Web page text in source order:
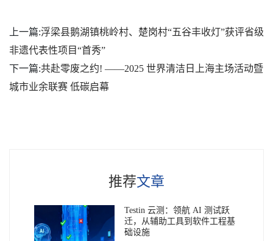
上一篇:浮梁县鹅湖镇桃岭村、楚岗村“五谷丰收灯”获评省级
非遗代表性项目“首秀”
下一篇:共赴零废之约! ——2025 世界清洁日上海主场活动暨
城市业余联赛 低碳启幕
推荐文章
Testin 云测：领航 AI 测试跃
迁，从辅助工具到软件工程基
础设施